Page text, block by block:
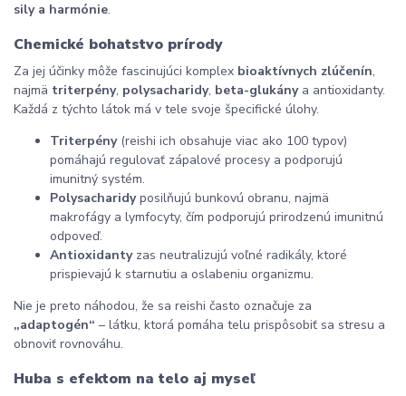
sily a harmónie.
Chemické bohatstvo prírody
Za jej účinky môže fascinujúci komplex bioaktívnych zlúčenín,
najmä triterpény, polysacharidy, beta-glukánya antioxidanty.
Každá z týchto látok má v tele svoje špecifické úlohy.
Triterpény(reishi ich obsahuje viac ako 100 typov)
pomáhajú regulovať zápalové procesy a podporujú
imunitný systém.
Polysacharidyposilňujú bunkovú obranu, najmä
makrofágy a lymfocyty, čím podporujú prirodzenú imunitnú
odpoveď.
Antioxidantyzas neutralizujú voľné radikály, ktoré
prispievajú k starnutiu a oslabeniu organizmu.
Nie je preto náhodou, že sa reishi často označuje za
„adaptogén“ – látku, ktorá pomáha telu prispôsobiť sa stresu a
obnoviť rovnováhu.
Huba s efektom na telo aj myseľ